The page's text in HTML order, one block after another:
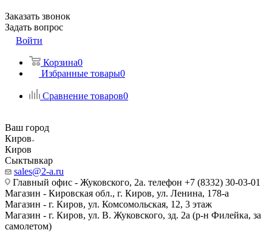
Заказать звонок
Задать вопрос
Войти
Корзина0
Избранные товары0
Сравнение товаров0
Ваш город
Киров
Киров
Сыктывкар
sales@2-a.ru
Главный офис - Жуковского, 2а. телефон +7 (8332) 30-03-01
Магазин - Кировская обл., г. Киров, ул. Ленина, 178-а
Магазин - г. Киров, ул. Комсомольская, 12, 3 этаж
Магазин - г. Киров, ул. В. Жуковского, зд. 2а (р-н Филейка, за
самолетом)